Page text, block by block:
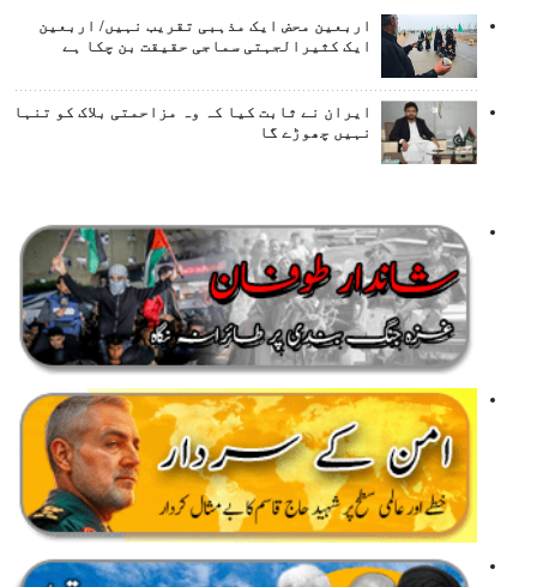
اربعین محض ایک مذہبی تقریب نہیں/ اربعین
ایک کثیرالجہتی سماجی حقیقت بن چکا ہے
ایران نے ثابت کیا کہ وہ مزاحمتی بلاک کو تنہا
نہیں چھوڑے گا